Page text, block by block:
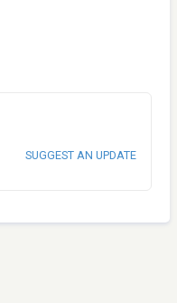
SUGGEST AN UPDATE